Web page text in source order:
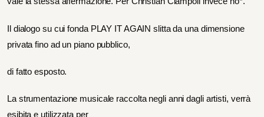
Il dialogo su cui fonda PLAY IT AGAIN slitta da una dimensione
privata fino ad un piano pubblico,
di fatto esposto.
La strumentazione musicale raccolta negli anni dagli artisti, verrà
esibita e utilizzata per